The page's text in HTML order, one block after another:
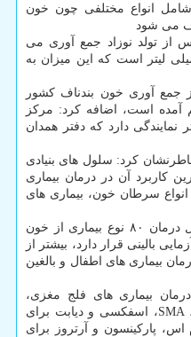
انواع مختلفی چون خون
می شود
از تولد نوزاد جمع آوری می
که میزان آن بین ۸۰ تا ۲۰۰ میلی لیتر است که این میزان به
جمع آوری خون بندناف کشور
است، اضافه کرد: مرکز
رویان در ایران ۴۰ دفتر نمایندگی دارد که دفتر همدان
کرد: سلول های بنیادی
کاربرد آن در درمان بیماری
سرطان خون، بیماری های
ضرابی بیان نمود: هم اکنون پتانسیل درمان ۸۰ نوع بیماری از خون
بالینی قرار دارد، بیشتر از
درمان بیماری های اطفال و بالغین
بیماری های فلج مغزی،
اوتویسسم، ناهنجاری قلبی نوزادان، SMA، اسفکسی و دیابت برای
پارکینسون و آرتروز برای